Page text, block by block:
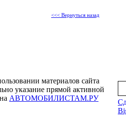
<<< Вернуться назад
материалов сайта
указание прямой активной
АВТОМОБИЛИСТАМ.РУ